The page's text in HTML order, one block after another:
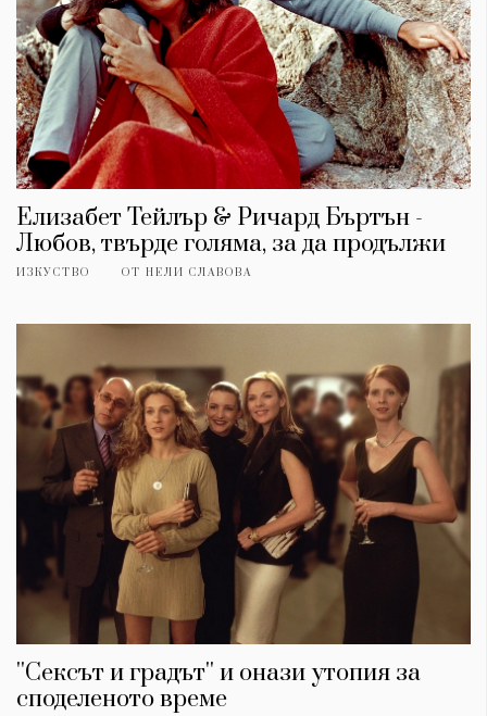
Елизабет Тейлър & Ричард Бъртън -
Любов, твърде голяма, за да продължи
ИЗКУСТВО ОТ НЕЛИ СЛАВОВА
''Сексът и градът'' и онази утопия за
споделеното време